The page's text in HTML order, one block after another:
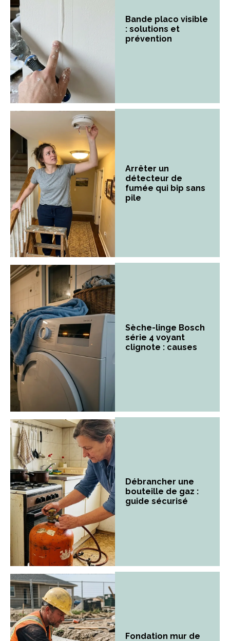
Bande placo visible
: solutions et
prévention
Arrêter un
détecteur de
fumée qui bip sans
pile
Sèche-linge Bosch
série 4 voyant
clignote : causes
Débrancher une
bouteille de gaz :
guide sécurisé
Fondation mur de